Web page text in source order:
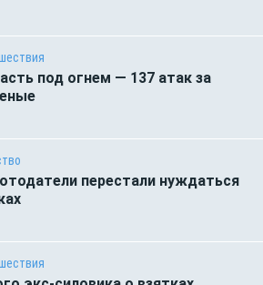
под огнем — 137 атак за
перестали нуждаться